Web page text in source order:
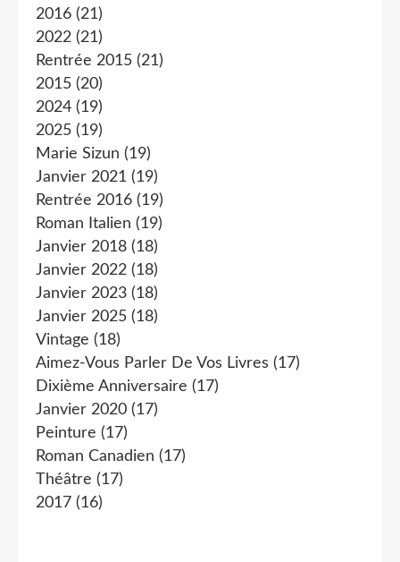
2016 (21)
2022 (21)
Rentrée 2015 (21)
2015 (20)
2024 (19)
2025 (19)
Marie Sizun (19)
Janvier 2021 (19)
Rentrée 2016 (19)
Roman Italien (19)
Janvier 2018 (18)
Janvier 2022 (18)
Janvier 2023 (18)
Janvier 2025 (18)
Vintage (18)
Aimez-Vous Parler De Vos Livres (17)
Dixième Anniversaire (17)
Janvier 2020 (17)
Peinture (17)
Roman Canadien (17)
Théâtre (17)
2017 (16)